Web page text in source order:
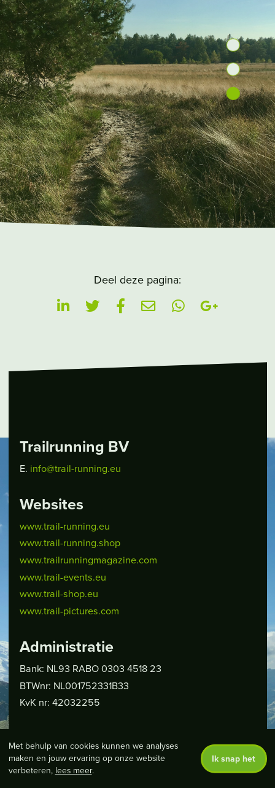
Deel deze pagina:
Trailrunning BV
E. info@trail-running.eu
Websites
www.trail-running.eu
www.trail-running.shop
www.trailrunningmagazine.com
www.trail-events.eu
www.trail-shop.eu
www.trail-pictures.com
Administratie
Bank: NL93 RABO 0303 4518 23
BTWnr: NL001752331B33
KvK nr: 42032255
FOOTPRINTS WE CREATE MEMORIES WE
Met behulp van cookies kunnen we analyses
maken en jouw ervaring op onze website
verbeteren, lees meer.
Ik snap het